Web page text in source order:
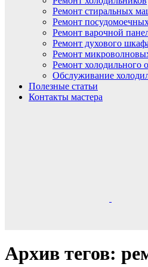
Ремонт стиральных
Ремонт
Ремонт варочной
Ремонт духового
Ремонт
Ремонт холодильного
Обслуживание
Полезные статьи
Контакты мастера
Архив тегов: